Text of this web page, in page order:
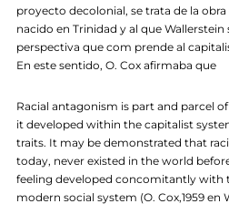
proyecto decolonial, se trata de la
nacido en Trinidad y al que
perspectiva que com prende al
En este sentido, O. Cox afirmaba que
Racial antagonism is part and parcel
it developed within the capitalist
traits. It may be demonstrated that
today, never existed in the world
feeling developed concomitantly with
modern social system (O. Cox,1959 en